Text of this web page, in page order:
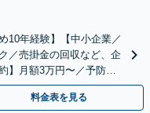
10年経験】【中小企業／
／売掛金の回収など、企
】月額3万円〜／予防法
料金表を見る